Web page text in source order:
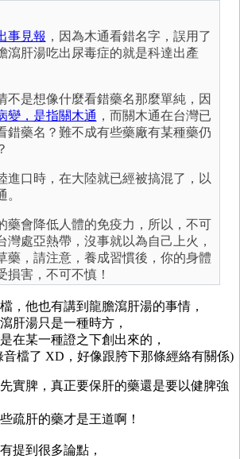
事見報 ，因為木通看錯名字，誤用了
瀉肝湯吃出尿毒症的就是科達出產
不是想像什麼看錯藥名那麼單純，因
變，是指關木通 ，而關木通在台灣已
錯藥名？難不成有些藥廠有某種藥仍
進口時，在大陸就已經被搞混了，以
藥會降低人體的免疫力，所以，不可
灣處亞熱帶，沒事就以為自己上火，
藥，請注意，養成習慣後，你的身體
損害，不可不慎！
，他也有講到龍膽瀉肝湯的事情，
肝湯只是一種時方，
在某一種證之下創出來的，
檔了 XD，好像跟胯下那條經絡有關係)
實脾，真正要保肝的藥還是要以健脾強
疏肝的藥才是王道啊！
提到很多論點，